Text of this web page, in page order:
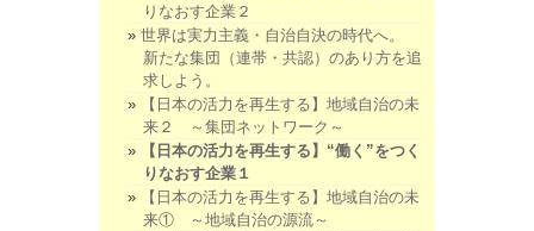
りなおす企業２
世界は実力主義・自治自決の時代へ。
新たな集団（連帯・共認）のあり方を追
求しよう。
【日本の活力を再生する】地域自治の未
来２ ～集団ネットワーク～
【日本の活力を再生する】“働く”をつく
りなおす企業１
【日本の活力を再生する】地域自治の未
来① ～地域自治の源流～